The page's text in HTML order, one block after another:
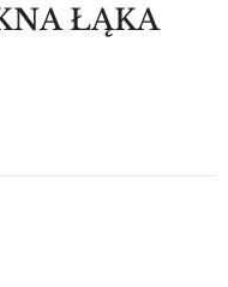
ŁĄKA